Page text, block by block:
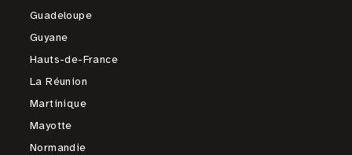
Guadeloupe
Guyane
Hauts-de-France
La Réunion
Martinique
Mayotte
Normandie